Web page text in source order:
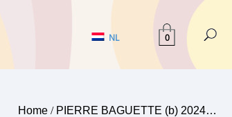
NL 0
Home / PIERRE BAGUETTE (b) 2024…